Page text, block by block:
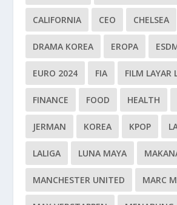
CALIFORNIA CEO CHELSEA
DRAMA KOREA EROPA
EURO 2024 FIA FILM LAYAR
FINANCE FOOD HEALTH
JERMAN KOREA KPOP
LALIGA LUNA MAYA
MANCHESTER UNITED MARC